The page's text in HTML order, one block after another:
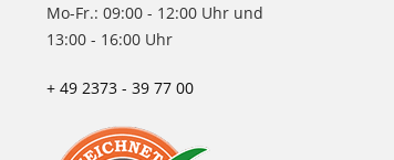
Mo-Fr.: 09:00 - 12:00 Uhr und
13:00 - 16:00 Uhr
+ 49 2373 - 39 77 00